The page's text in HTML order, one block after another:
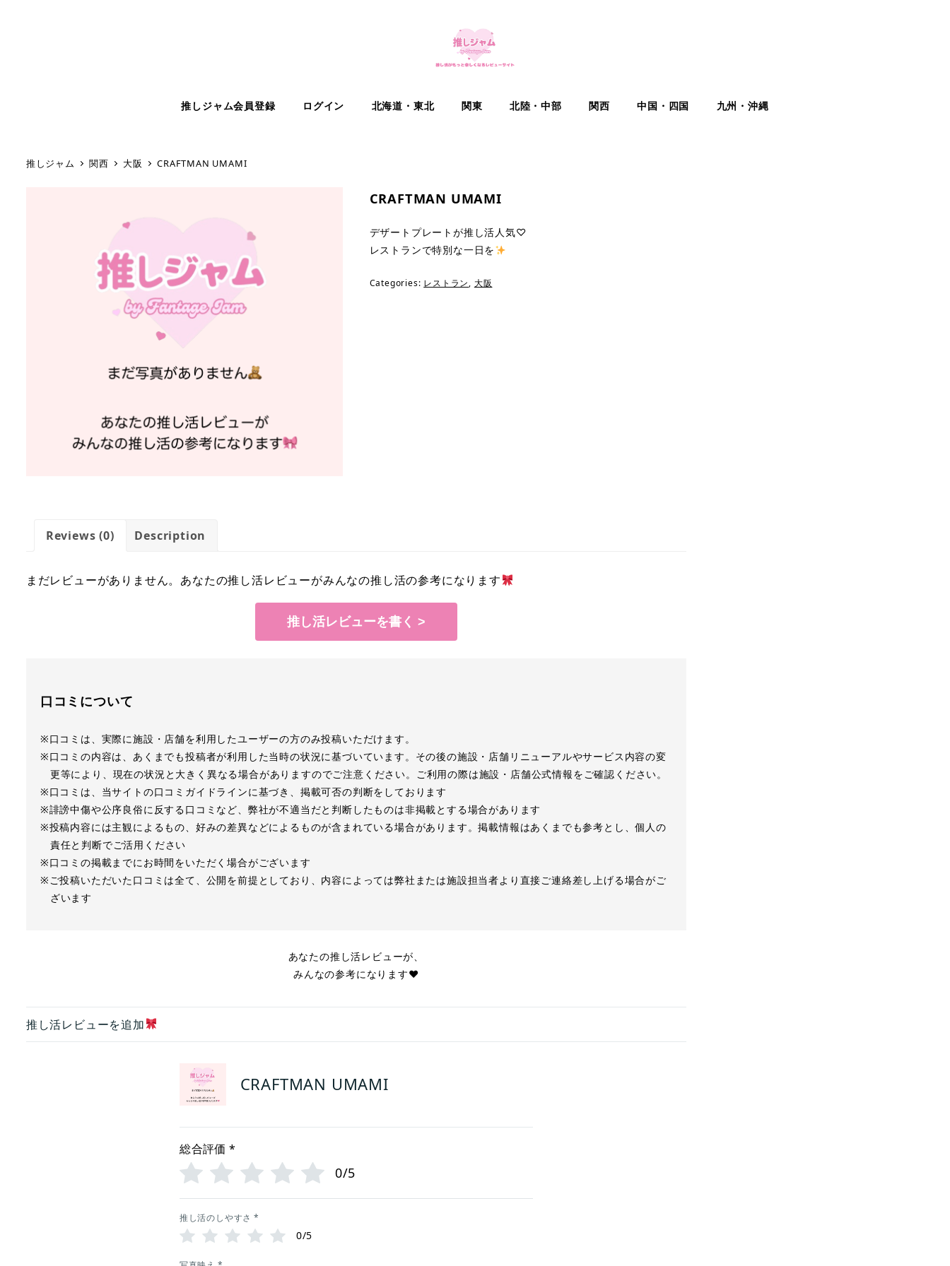
推しジャム会員登録 ログイン 北海道・東北 関東 北陸・中部 関西 中国・四国 九州・沖縄
推しジャム 関西 大阪 CRAFTMAN UMAMI
CRAFTMAN UMAMI
デザートプレートが推し活人気♡
レストランで特別な一日を
Categories: レストラン, 大阪
Reviews (0) Description
まだレビューがありません。あなたの推し活レビューがみんなの推し活の参考になります
推し活レビューを書く >
口コミについて
※口コミは、実際に施設・店舗を利用したユーザーの方のみ投稿いただけます。
※口コミの内容は、あくまでも投稿者が利用した当時の状況に基づいています。その後の施設・店舗リニューアルやサービス内容の変
更等により、現在の状況と大きく異なる場合がありますのでご注意ください。ご利用の際は施設・店舗公式情報をご確認ください。
※口コミは、当サイトの口コミガイドラインに基づき、掲載可否の判断をしております
※誹謗中傷や公序良俗に反する口コミなど、弊社が不適当だと判断したものは非掲載とする場合があります
※投稿内容には主観によるもの、好みの差異などによるものが含まれている場合があります。掲載情報はあくまでも参考とし、個人の
責任と判断でご活用ください
※口コミの掲載までにお時間をいただく場合がございます
※ご投稿いただいた口コミは全て、公開を前提としており、内容によっては弊社または施設担当者より直接ご連絡差し上げる場合がご
ざいます
あなたの推し活レビューが、
みんなの参考になります❤︎
推し活レビューを追加
CRAFTMAN UMAMI
総合評価 *
0/5
推し活のしやすさ *
0/5